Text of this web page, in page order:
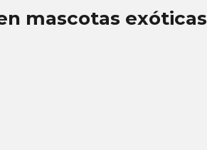
mascotas exóticas